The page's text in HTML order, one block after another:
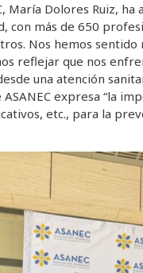
María Dolores Ruiz,
con más de 650
Nos hemos
reflejar que nos
una atención
expresa “la
etc., para la